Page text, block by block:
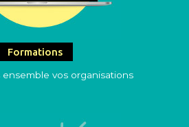
Formations
ensemble vos organisations